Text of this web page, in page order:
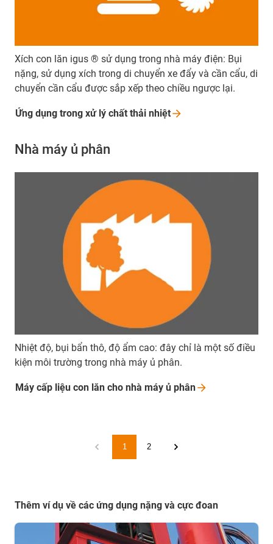
Xích con lăn igus ® sử dụng trong nhà máy điện: Bụi
nặng, sử dụng xích trong di chuyển xe đẩy và cần cẩu, di
chuyển cần cẩu được sắp xếp theo chiều ngược lại.
Ứng dụng trong xử lý chất thải nhiệt
Nhà máy ủ phân
Nhiệt độ, bụi bẩn thô, độ ẩm cao: đây chỉ là một số điều
kiện môi trường trong nhà máy ủ phân.
Máy cấp liệu con lăn cho nhà máy ủ phân
1 2
Thêm ví dụ về các ứng dụng nặng và cực đoan